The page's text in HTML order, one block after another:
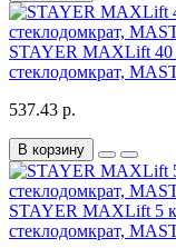
STAYER MAXLift 40
стеклодомкрат,
537.43 р.
В корзину
STAYER MAXLift 5
стеклодомкрат,